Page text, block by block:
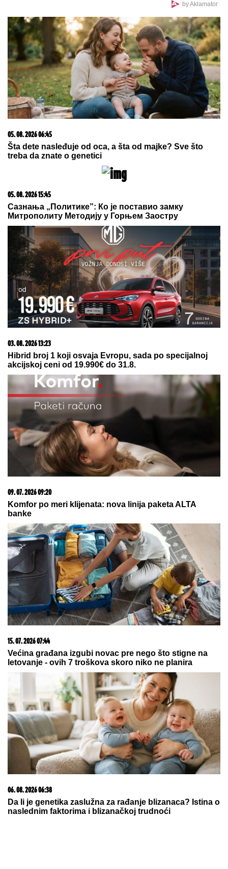
by Aklamator
05. 08. 2026 06:45
Šta dete nasleđuje od oca, a šta od majke? Sve što
treba da znate o genetici
05. 08. 2026 15:45
Сазнања „Политике”: Ко је поставио замку
Митрополиту Методију у Горњем Заостру
03. 08. 2026 13:23
Hibrid broj 1 koji osvaja Evropu, sada po specijalnoj
akcijskoj ceni od 19.990€ do 31.8.
09. 07. 2026 09:20
Komfor po meri klijenata: nova linija paketa ALTA
banke
15. 07. 2026 07:44
Većina građana izgubi novac pre nego što stigne na
letovanje - ovih 7 troškova skoro niko ne planira
06. 08. 2026 06:38
Da li je genetika zaslužna za rađanje blizanaca? Istina o
naslednim faktorima i blizanačkoj trudnoći